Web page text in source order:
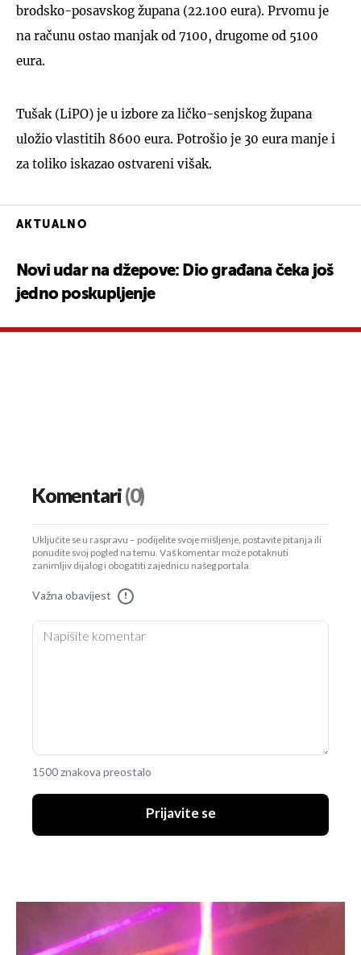
brodsko-posavskog župana (22.100 eura). Prvomu je
na računu ostao manjak od 7100, drugome od 5100
eura.
Tušak (LiPO) je u izbore za ličko-senjskog župana
uložio vlastitih 8600 eura. Potrošio je 30 eura manje i
za toliko iskazao ostvareni višak.
AKTUALNO
Novi udar na džepove: Dio građana čeka još
jedno poskupljenje
Komentari(0)
Uključite se u raspravu – podijelite svoje mišljenje, postavite pitanja ili
ponudite svoj pogled na temu. Vaš komentar može potaknuti
zanimljiv dijalog i obogatiti zajednicu našeg portala.
Važna obavijest !
1500 znakova preostalo
Prijavite se
UKLJUČITE NOTIFIKACIJE